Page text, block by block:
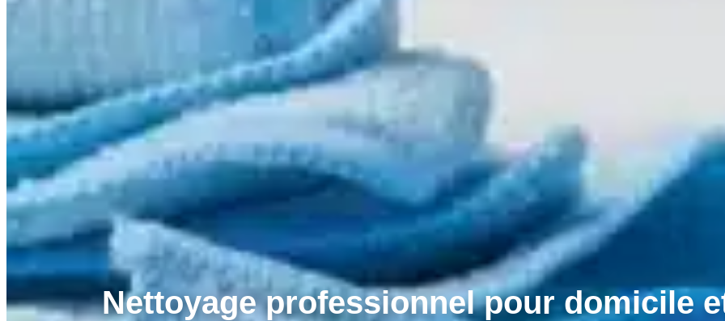
Nettoyage professionnel pour domicile